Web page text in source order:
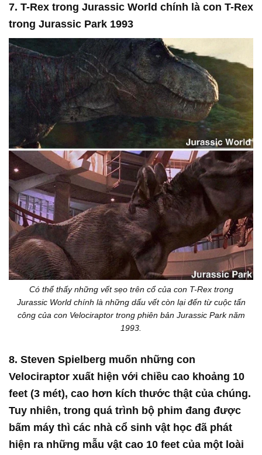
7. T-Rex trong Jurassic World chính là con T-Rex
trong Jurassic Park 1993
Có thể thấy những vết sẹo trên cổ của con T-Rex trong
Jurassic World chính là những dấu vết còn lại đến từ cuộc tấn
công của con Velociraptor trong phiên bản Jurassic Park năm
1993.
8. Steven Spielberg muốn những con
Velociraptor xuất hiện với chiều cao khoảng 10
feet (3 mét), cao hơn kích thước thật của chúng.
Tuy nhiên, trong quá trình bộ phim đang được
bấm máy thì các nhà cổ sinh vật học đã phát
hiện ra những mẫu vật cao 10 feet của một loài